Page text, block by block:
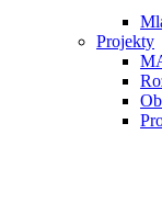
Projekty